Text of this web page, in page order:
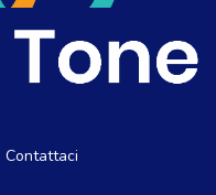
Contattaci